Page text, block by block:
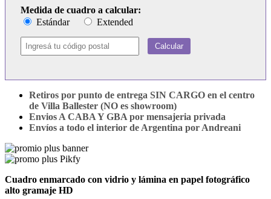
Medida de cuadro a calcular:
Estándar
Extended
Calcular
Retiros por punto de entrega SIN CARGO en el centro
de Villa Ballester (NO es showroom)
Envios A CABA Y GBA por mensajeria privada
Envíos a todo el interior de Argentina por Andreani
Cuadro enmarcado con vidrio y lámina en papel fotográfico
alto gramaje HD